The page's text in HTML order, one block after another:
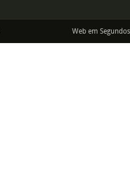
Web em Segundos